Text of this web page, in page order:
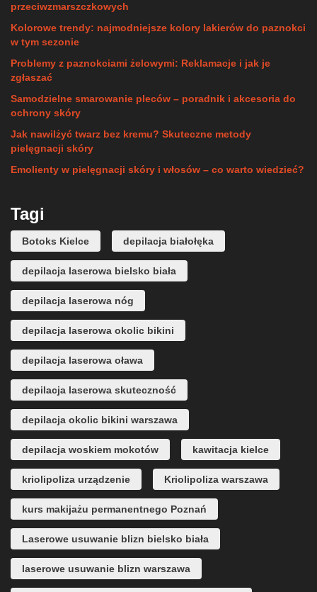
przeciwzmarszczkowych
Kolorowe trendy: najmodniejsze kolory lakierów do paznokci
w tym sezonie
Problemy z paznokciami żelowymi: Reklamacje i jak je
zgłaszać
Samodzielne smarowanie pleców – poradnik i akcesoria do
ochrony skóry
Jak nawilżyć twarz bez kremu? Skuteczne metody
pielęgnacji skóry
Emolienty w pielęgnacji skóry i włosów – co warto wiedzieć?
Tagi
Botoks Kielce depilacja białołęka
depilacja laserowa bielsko biała
depilacja laserowa nóg
depilacja laserowa okolic bikini
depilacja laserowa oława
depilacja laserowa skuteczność
depilacja okolic bikini warszawa
depilacja woskiem mokotów kawitacja kielce
kriolipoliza urządzenie Kriolipoliza warszawa
kurs makijażu permanentnego Poznań
Laserowe usuwanie blizn bielsko biała
laserowe usuwanie blizn warszawa